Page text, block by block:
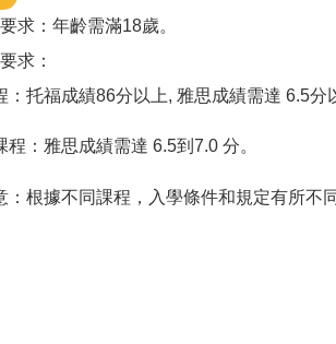
求：年齡需滿18歲。
求：
：托福成績86分以上, 雅思成績需達 6.5分
程：雅思成績需達 6.5到7.0 分。
：根據不同課程，入學條件和規定有所不